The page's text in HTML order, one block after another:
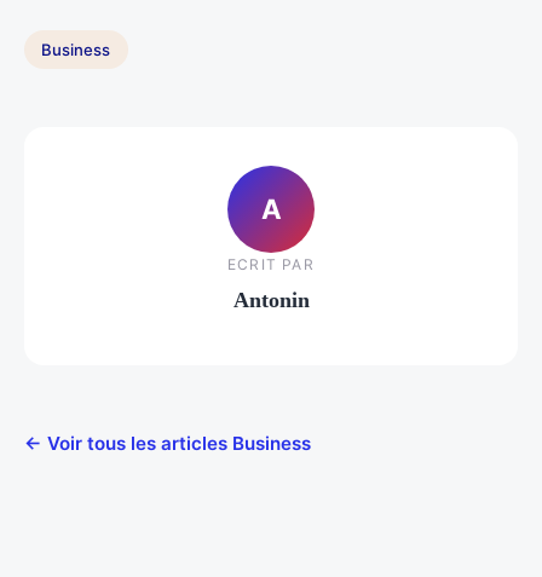
Business
A
ECRIT PAR
Antonin
← Voir tous les articles Business